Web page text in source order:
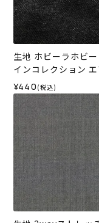
生地 ホビーラホビ
インコレクション
ウールジャカード＜
¥440 (税込)